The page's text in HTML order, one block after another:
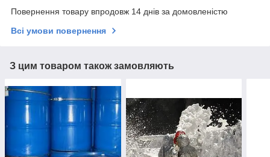
Повернення товару впродовж 14 днів за домовленістю
Всі умови повернення
З цим товаром також замовляють